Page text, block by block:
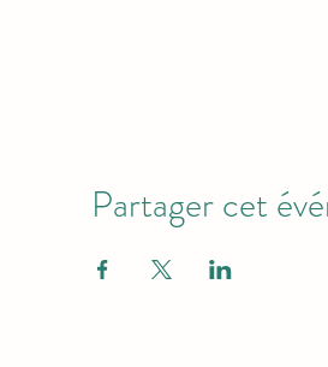
Partager cet